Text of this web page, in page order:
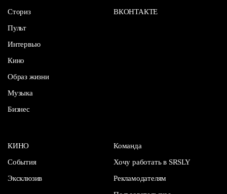
Сториз
Пульт
Интервью
Кино
Образ жизни
Музыка
Бизнес
ВКОНТАКТЕ
КИНО
События
Эксклюзив
Команда
Хочу работать в SRSLY
Рекламодателям